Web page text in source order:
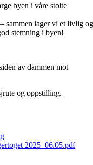
byen i våre stolte
sammen lager vi et livlig og
stemning i byen!
av dammen mot
og oppstilling.
2025_06.05.pdf